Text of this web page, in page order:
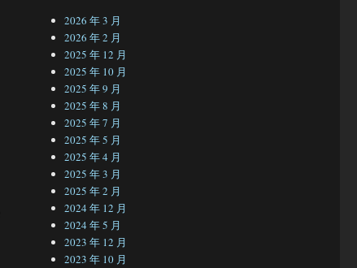
2026 年 3 月
2026 年 2 月
2025 年 12 月
2025 年 10 月
2025 年 9 月
2025 年 8 月
2025 年 7 月
2025 年 5 月
2025 年 4 月
2025 年 3 月
2025 年 2 月
2024 年 12 月
2024 年 5 月
2023 年 12 月
2023 年 10 月